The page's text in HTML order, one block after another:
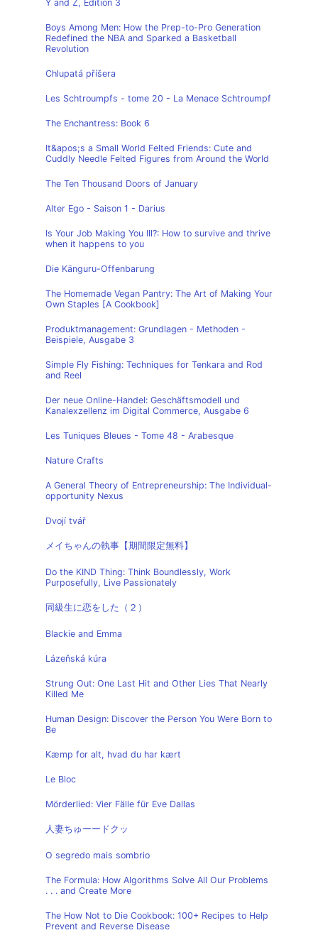
Y and Z, Edition 3
Boys Among Men: How the Prep-to-Pro Generation
Redefined the NBA and Sparked a Basketball
Revolution
Chlupatá příšera
Les Schtroumpfs - tome 20 - La Menace Schtroumpf
The Enchantress: Book 6
It&apos;s a Small World Felted Friends: Cute and
Cuddly Needle Felted Figures from Around the World
The Ten Thousand Doors of January
Alter Ego - Saison 1 - Darius
Is Your Job Making You Ill?: How to survive and thrive
when it happens to you
Die Känguru-Offenbarung
The Homemade Vegan Pantry: The Art of Making Your
Own Staples [A Cookbook]
Produktmanagement: Grundlagen - Methoden -
Beispiele, Ausgabe 3
Simple Fly Fishing: Techniques for Tenkara and Rod
and Reel
Der neue Online-Handel: Geschäftsmodell und
Kanalexzellenz im Digital Commerce, Ausgabe 6
Les Tuniques Bleues - Tome 48 - Arabesque
Nature Crafts
A General Theory of Entrepreneurship: The Individual-
opportunity Nexus
Dvojí tvář
メイちゃんの執事【期間限定無料】
Do the KIND Thing: Think Boundlessly, Work
Purposefully, Live Passionately
同級生に恋をした（２）
Blackie and Emma
Lázeňská kúra
Strung Out: One Last Hit and Other Lies That Nearly
Killed Me
Human Design: Discover the Person You Were Born to
Be
Kæmp for alt, hvad du har kært
Le Bloc
Mörderlied: Vier Fälle für Eve Dallas
人妻ちゅーードクッ
O segredo mais sombrio
The Formula: How Algorithms Solve All Our Problems
. . . and Create More
The How Not to Die Cookbook: 100+ Recipes to Help
Prevent and Reverse Disease